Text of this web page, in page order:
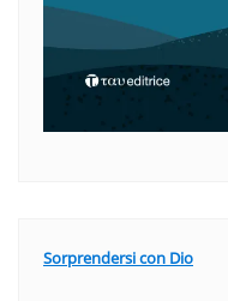
Sorprendersi con Dio